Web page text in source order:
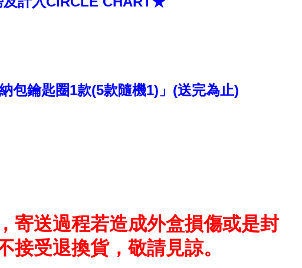
包鑰匙圈1款(5款隨機1)」(送完為止)
寄送過程若造成外盒損傷或是封
受退換貨，敬請見諒。